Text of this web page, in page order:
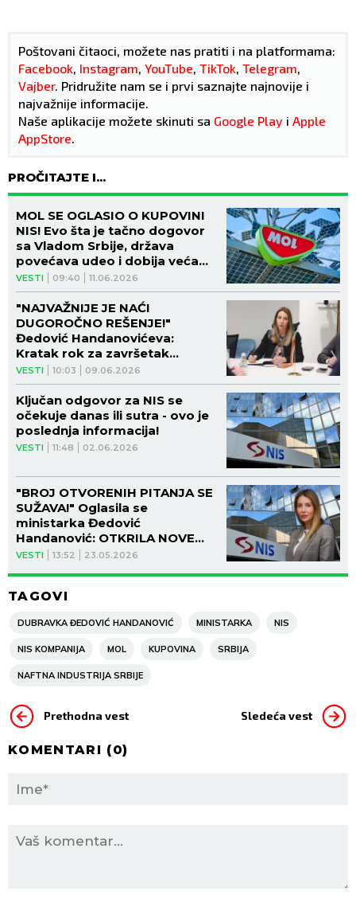
Poštovani čitaoci, možete nas pratiti i na platformama:
Facebook, Instagram, YouTube, TikTok, Telegram,
Vajber. Pridružite nam se i prvi saznajte najnovije i
najvažnije informacije.
Naše aplikacije možete skinuti sa Google Play i Apple
AppStore.
PROČITAJTE I...
VESTI 09:40 11.06.2026
MOL SE OGLASIO O KUPOVINI
NIS! Evo šta je tačno dogovor
sa Vladom Srbije, država
povećava udeo i dobija veća
prava u upravljanju
VESTI 10:03 09.06.2026
"NAJVAŽNIJE JE NAĆI
DUGOROČNO REŠENJE!"
Đedović Handanovićeva:
Kratak rok za završetak
pregovora o NIS!
VESTI 11:48 02.06.2026
Ključan odgovor za NIS se
očekuje danas ili sutra - ovo je
poslednja informacija!
VESTI 13:52 23.05.2026
"BROJ OTVORENIH PITANJA SE
SUŽAVA!" Oglasila se
ministarka Đedović
Handanović: OTKRILA NOVE
INFORMACIJE U VEZI SA NIS!
TAGOVI
DUBRAVKA ĐEDOVIĆ HANDANOVIĆ MINISTARKA NIS
NIS KOMPANIJA MOL KUPOVINA SRBIJA
NAFTNA INDUSTRIJA SRBIJE
Prethodna vest Sledeća vest
KOMENTARI (0)